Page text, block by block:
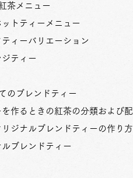
の紅茶メニュー
ットティーメニュー
ティーバリエーション
ティー
てのブレンドティー
を作るときの紅茶の分類および
リジナルブレンドティーの作り
ルブレンドティー